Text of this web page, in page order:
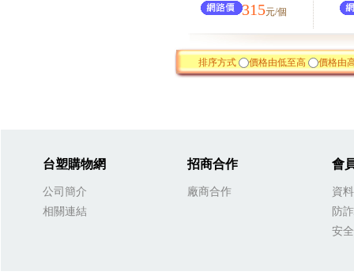
315元/個
排序方式 價格由低至高 價格由
台塑購物網
公司簡介
相關連結
招商合作
廠商合作
會
資
防
安